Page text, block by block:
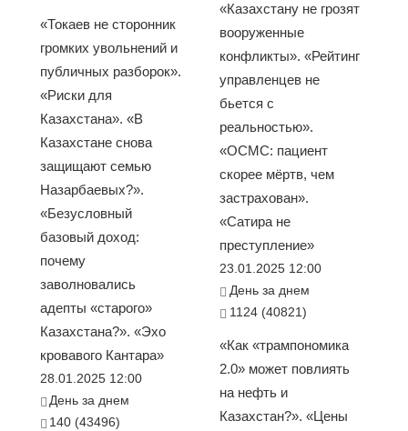
«Токаев не сторонник
громких увольнений и
публичных разборок».
«Риски для
Казахстана». «В
Казахстане снова
защищают семью
Назарбаевых?».
«Безусловный
базовый доход:
почему
заволновались
адепты «старого»
Казахстана?». «Эхо
кровавого Кантара»
28.01.2025 12:00
День за днем
140 (43496)
«Казахстану не грозят
вооруженные
конфликты». «Рейтинг
управленцев не
бьется с
реальностью».
«ОСМС: пациент
скорее мёртв, чем
застрахован».
«Сатира не
преступление»
23.01.2025 12:00
День за днем
1124 (40821)
«Как «трампономика
2.0» может повлиять
на нефть и
Казахстан?». «Цены